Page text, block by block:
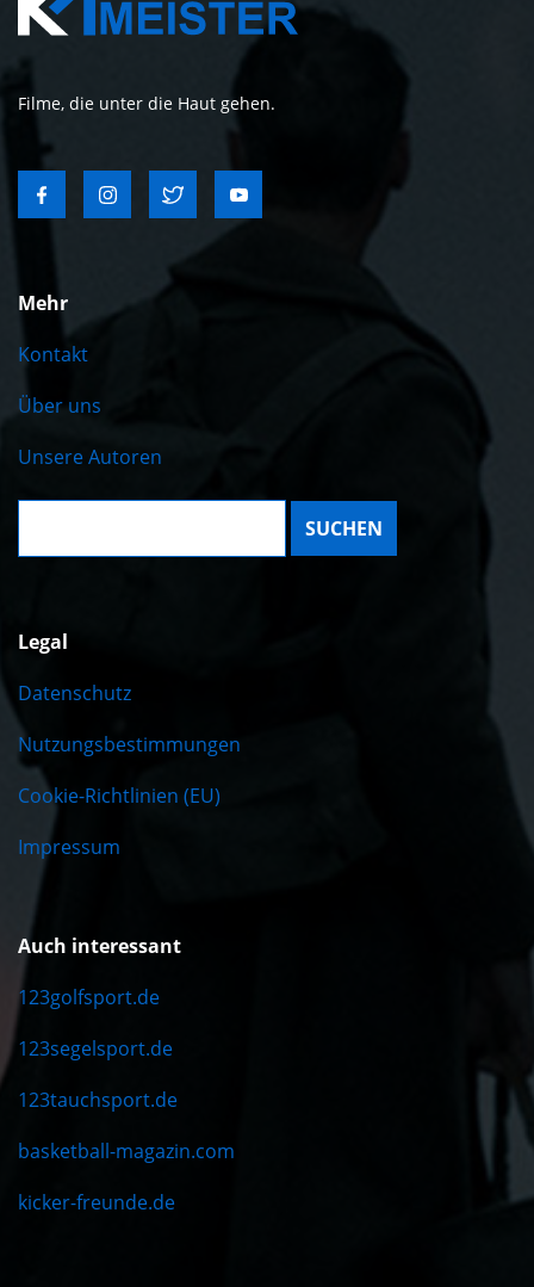
Filme, die unter die Haut gehen.
Mehr
Kontakt
Über uns
Unsere Autoren
Suche:
Legal
Datenschutz
Nutzungsbestimmungen
Cookie-Richtlinien (EU)
Impressum
Auch interessant
123golfsport.de
123segelsport.de
123tauchsport.de
basketball-magazin.com
kicker-freunde.de